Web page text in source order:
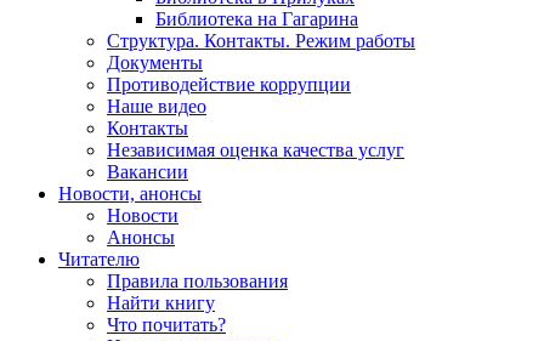
Библиотека на Гагарина
Структура. Контакты. Режим работы
Документы
Противодействие коррупции
Наше видео
Контакты
Независимая оценка качества услуг
Вакансии
Новости, анонсы
Новости
Анонсы
Читателю
Правила пользования
Найти книгу
Что почитать?